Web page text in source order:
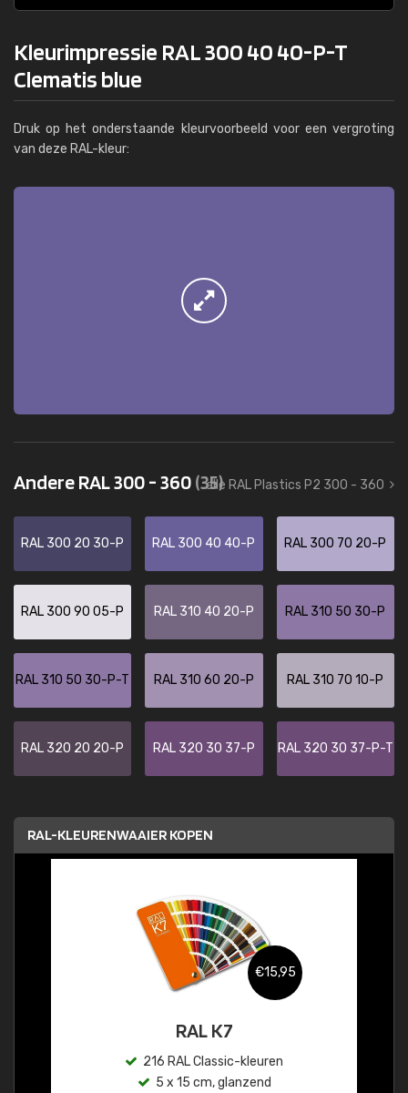
Kleurimpressie RAL 300 40 40-P-T
Clematis blue
Druk op het onderstaande kleurvoorbeeld voor een vergroting
van deze RAL-kleur:
Andere RAL 300 - 360(35)
alle RAL Plastics P2 300 - 360
RAL 300 20 30-P RAL 300 40 40-P RAL 300 70 20-P
RAL 300 90 05-P RAL 310 40 20-P RAL 310 50 30-P
RAL 310 50 30-P-T RAL 310 60 20-P RAL 310 70 10-P
RAL 320 20 20-P RAL 320 30 37-P RAL 320 30 37-P-T
RAL-KLEURENWAAIER KOPEN
€15,95
RAL K7
216 RAL Classic-kleuren
5 x 15 cm, glanzend